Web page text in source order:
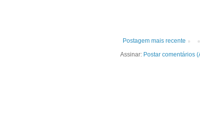
Postagem mais recente
Assinar: Postar comentários